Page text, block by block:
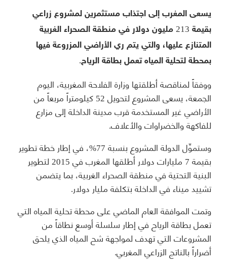
يسعى المغرب إلى اجتذاب مستثمرين لمشروع زراعي
بقيمة 213 مليون دولار في منطقة الصحراء الغربية
المتنازع عليها، والتي يتم ري الأراضي المزروعة فيها
بمحطة لتحلية المياه تعمل بطاقة الرياح.
ووفقاً لمناقصة أطلقتها وزارة الفلاحة المغربية، اليوم
الجمعة، يسعى المشروع لتحويل 52 كيلومتراً مربعاً من
الأراضي غير المستخدمة قرب مدينة الداخلة إلى مزارع
للفاكهة والخضراوات والأعلاف.
وستموِّل الدولة المشروع بنسبة 77%، في إطار خطة تطوير
بقيمة 7 مليارات دولار أطلقها المغرب في 2015 لتطوير
البنية التحتية في منطقة الصحراء الغربية، بما يتضمن
تشييد ميناء في الداخلة بتكلفة مليار دولار.
وتمت الموافقة العام الماضي على محطة تحلية المياه التي
تعمل بطاقة الرياح في إطار سلسلة أوسع نطاقاً من
المشروعات التي تهدف لمواجهة شح المياه الذي يلحق
أضراراً بالناتج الزراعي المغربي.